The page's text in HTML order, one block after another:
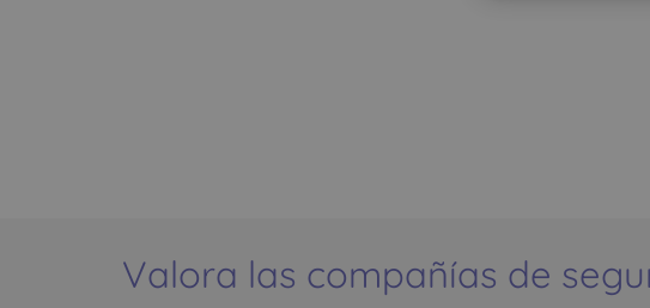
Valora las compañías de